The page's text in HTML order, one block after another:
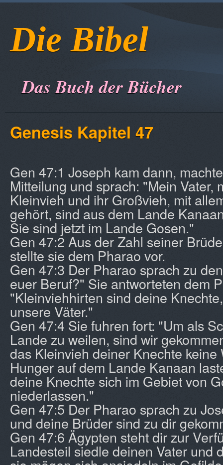
Die Bibel
Das Buch der Bücher
Genesis Kapitel 47
Gen 47:1 Joseph kam dann,
Mitteilung und sprach: "Mein Vater,
Kleinvieh und ihr Großvieh, mit
gehört, sind aus dem Lande
Sie sind jetzt im Lande Gosen."
Gen 47:2 Aus der Zahl seiner
stellte sie dem Pharao vor.
Gen 47:3 Der Pharao sprach zu
euer Beruf?" Sie antworteten dem
"Kleinviehhirten sind deine
unsere Väter."
Gen 47:4 Sie fuhren fort: "Um als
Lande zu weilen, sind wir
das Kleinvieh deiner Knechte keine
Hunger auf dem Lande Kanaan
deine Knechte sich im Gebiet von
niederlassen."
Gen 47:5 Der Pharao sprach zu
und deine Brüder sind zu dir
Gen 47:6 Ägypten steht dir zur
Landesteil siedle deinen Vater und